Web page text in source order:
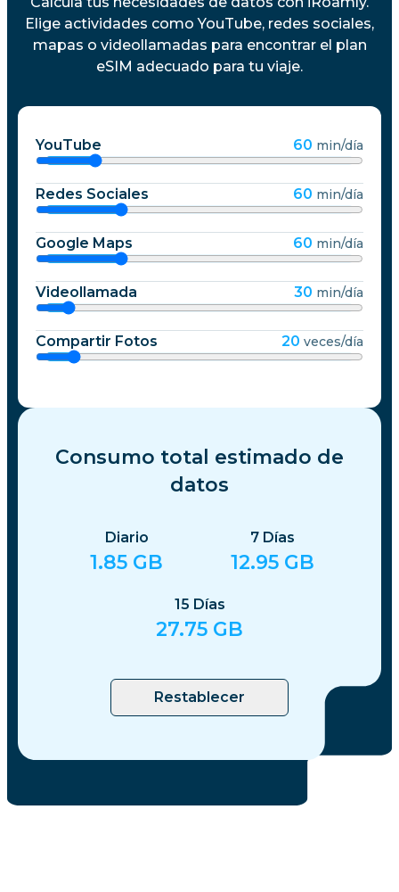
Elige actividades como YouTube, redes sociales,
mapas o videollamadas para encontrar el plan
eSIM adecuado para tu viaje.
YouTube 60 min/día
Redes Sociales 60 min/día
Google Maps 60 min/día
Videollamada 30 min/día
Compartir Fotos 20 veces/día
Consumo total estimado de
datos
Diario
1.85 GB
7 Días
12.95 GB
15 Días
27.75 GB
Restablecer